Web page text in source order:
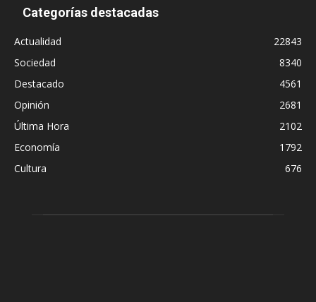
Categorías destacadas
Actualidad
22843
Sociedad
8340
Destacado
4561
Opinión
2681
Última Hora
2102
Economía
1792
Cultura
676